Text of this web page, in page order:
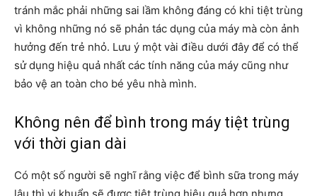
tránh mắc phải những sai lầm không đáng có khi tiệt trùng
vì không những nó sẽ phản tác dụng của máy mà còn ảnh
hưởng đến trẻ nhỏ. Lưu ý một vài điều dưới đây để có thể
sử dụng hiệu quả nhất các tính năng của máy cũng như
bảo vệ an toàn cho bé yêu nhà mình.
Không nên để bình trong máy tiệt trùng
với thời gian dài
Có một số người sẽ nghĩ rằng việc để bình sữa trong máy